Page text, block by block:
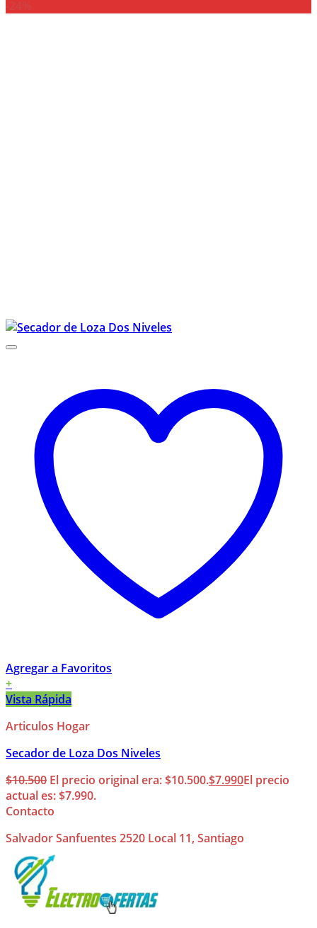
Agregar a Favoritos
+
Vista Rápida
Articulos Hogar
Secador de Loza Dos Niveles
$10.500 El precio original era: $10.500.$7.990El precio
actual es: $7.990.
Contacto
Salvador Sanfuentes 2520 Local 11, Santiago